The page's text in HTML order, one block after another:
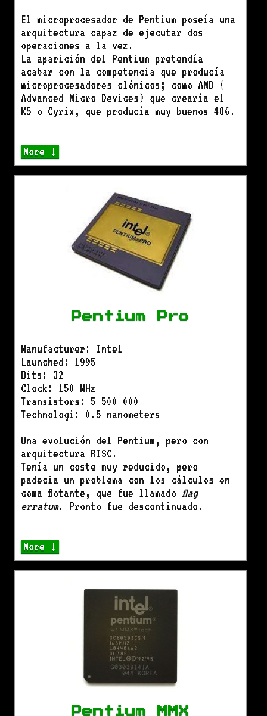
El microprocesador de Pentium poseía una
arquitectura capaz de ejecutar dos
operaciones a la vez.
La aparición del Pentium pretendía
acabar con la competencia que producía
microprocesadores clónicos; como AMD (
Advanced Micro Devices) que crearía el
K5 o Cyrix, que producía muy buenos 486.
More ↓
Pentium Pro
Manufacturer: Intel
Launched: 1995
Bits: 32
Clock: 150 MHz
Transistors: 5 500 000
Technologi: 0.5 nanometers
Una evolución del Pentium, pero con
arquitectura RISC.
Tenía un coste muy reducido, pero
padecia un problema con los cálculos en
coma flotante, que fue llamado flag
erratum. Pronto fue descontinuado.
More ↓
Pentium MMX